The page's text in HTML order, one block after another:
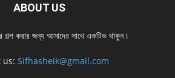
ABOUT US
গল্প করার জন্য আমাদের সাথে একটিভ থাকুন।
us: Sifhasheik@gmail.com